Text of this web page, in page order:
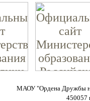
МАОУ "Ордена Дружбы
450057